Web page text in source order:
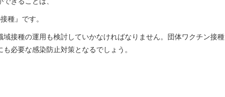
種』です。
接種の運用も検討していかなければなりません。団体ワクチン接種
必要な感染防止対策となるでしょう。